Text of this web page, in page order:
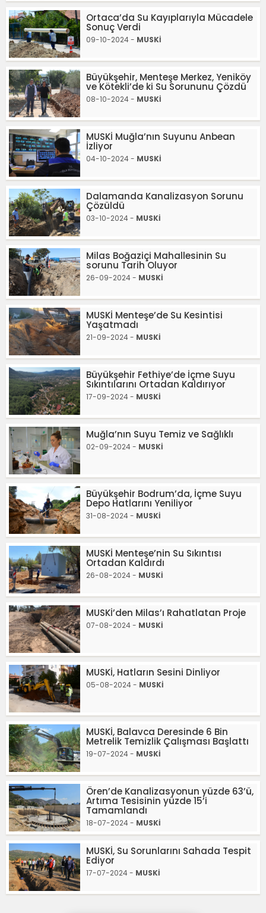
Ortaca’da Su Kayıplarıyla Mücadele
Sonuç Verdi
09-10-2024 - MUSKİ
Büyükşehir, Menteşe Merkez, Yeniköy
ve Kötekli’de ki Su Sorununu Çözdü
08-10-2024 - MUSKİ
MUSKİ Muğla’nın Suyunu Anbean
İzliyor
04-10-2024 - MUSKİ
Dalamanda Kanalizasyon Sorunu
Çözüldü
03-10-2024 - MUSKİ
Milas Boğaziçi Mahallesinin Su
sorunu Tarih Oluyor
26-09-2024 - MUSKİ
MUSKİ Menteşe’de Su Kesintisi
Yaşatmadı
21-09-2024 - MUSKİ
Büyükşehir Fethiye’de İçme Suyu
Sıkıntılarını Ortadan Kaldırıyor
17-09-2024 - MUSKİ
Muğla’nın Suyu Temiz ve Sağlıklı
02-09-2024 - MUSKİ
Büyükşehir Bodrum’da, İçme Suyu
Depo Hatlarını Yeniliyor
31-08-2024 - MUSKİ
MUSKİ Menteşe’nin Su Sıkıntısı
Ortadan Kaldırdı
26-08-2024 - MUSKİ
MUSKİ’den Milas’ı Rahatlatan Proje
07-08-2024 - MUSKİ
MUSKİ, Hatların Sesini Dinliyor
05-08-2024 - MUSKİ
MUSKİ, Balavca Deresinde 6 Bin
Metrelik Temizlik Çalışması Başlattı
19-07-2024 - MUSKİ
Ören’de Kanalizasyonun yüzde 63’ü,
Artıma Tesisinin yüzde 15’i
Tamamlandı
18-07-2024 - MUSKİ
MUSKİ, Su Sorunlarını Sahada Tespit
Ediyor
17-07-2024 - MUSKİ